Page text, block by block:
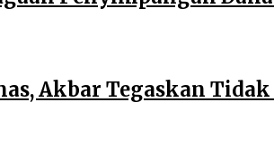
Akbar Tegaskan